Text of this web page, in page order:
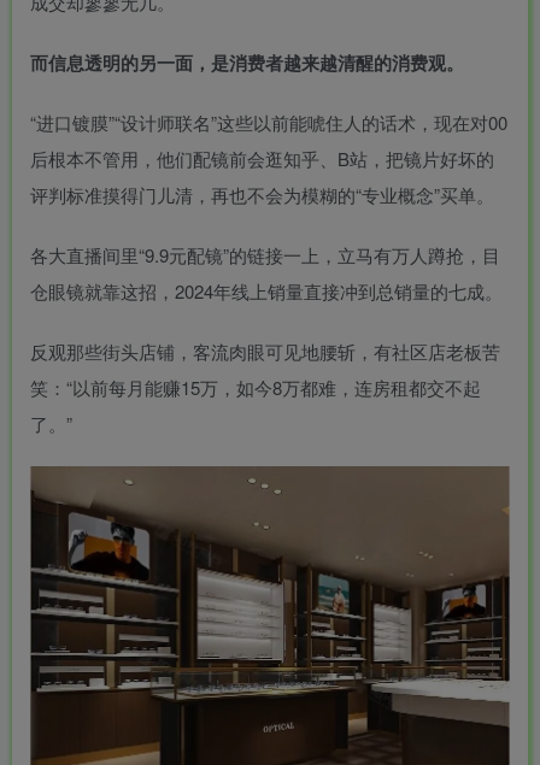
而信息透明的另一面，是消费者越来越清醒的消费观。
“进口镀膜”“设计师联名”这些以前能唬住人的话术，现在对00
后根本不管用，他们配镜前会逛知乎、B站，把镜片好坏的
评判标准摸得门儿清，再也不会为模糊的“专业概念”买单。
各大直播间里“9.9元配镜”的链接一上，立马有万人蹲抢， 目
仓眼镜就靠这招，2024年线上销量直接冲到总销量的七成。
反观那些街头店铺，客流肉眼可见地腰斩，有社区店老板苦
笑：“以前每月能赚15万，如今8万都难，连房租都交不起
了。”